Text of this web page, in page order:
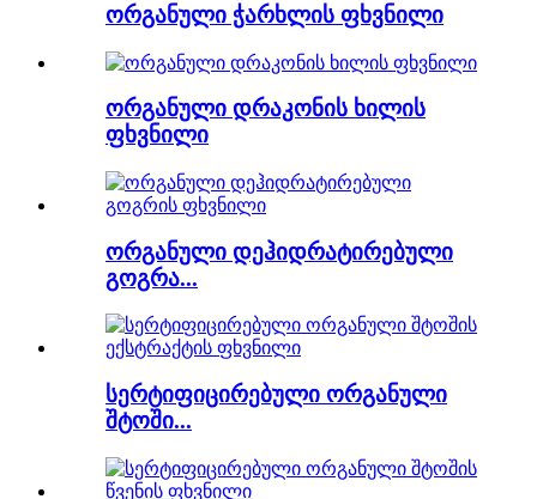
ორგანული ჭარხლის ფხვნილი
ორგანული დრაკონის ხილის
ფხვნილი
ორგანული დეჰიდრატირებული
გოგრა...
სერტიფიცირებული ორგანული
შტოში...